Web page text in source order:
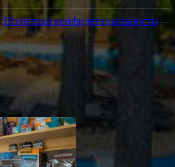
Политика конфиденциальности